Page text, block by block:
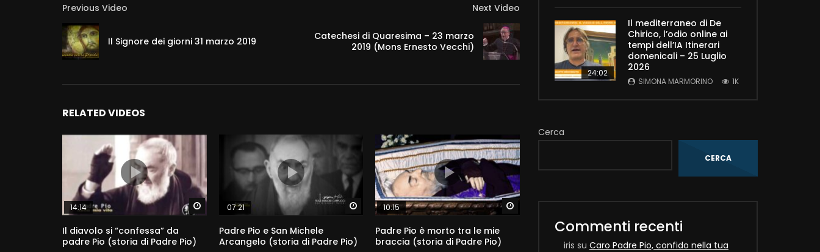
Previous Video
Il Signore dei giorni 31 marzo 2019
Next Video
Catechesi di Quaresima – 23 marzo
2019 (Mons Ernesto Vecchi)
RELATED VIDEOS
Watch Later
14:14
Il diavolo si “confessa” da
padre Pio (storia di Padre Pio)
Watch Later
07:21
Padre Pio e San Michele
Arcangelo (storia di Padre Pio)
Watch Later
10:15
Padre Pio è morto tra le mie
braccia (storia di Padre Pio)
24:02
Il mediterraneo di De
Chirico, l’odio online ai
tempi dell’IA Itinerari
domenicali – 25 Luglio
2026
SIMONA MARMORINO 1K
Cerca
CERCA
Commenti recenti
iris su Caro Padre Pio, confido nella tua